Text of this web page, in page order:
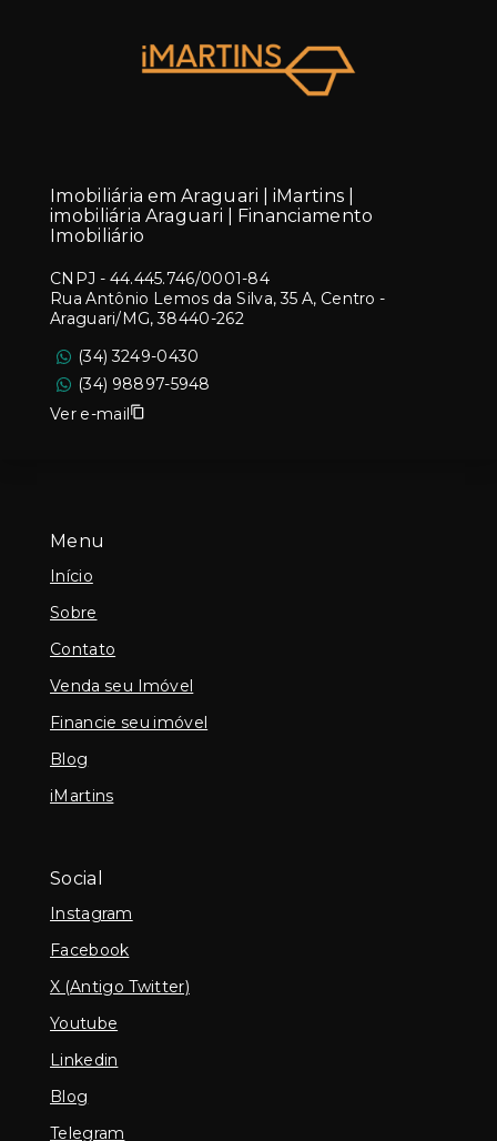
Menu
Início
Sobre
Contato
Venda seu Imóvel
Financie seu imóvel
Blog
iMartins
Social
Instagram
Facebook
X (Antigo Twitter)
Youtube
Linkedin
Blog
Telegram
Imobiliária em Araguari | iMartins |
imobiliária Araguari | Financiamento
Imobiliário
CNPJ - 44.445.746/0001-84
Rua Antônio Lemos da Silva, 35 A, Centro -
Araguari/MG, 38440-262
(34) 3249-0430
(34) 98897-5948
Ver e-mail